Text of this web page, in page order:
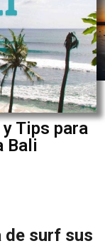
Tips para
Bali
de surf sus